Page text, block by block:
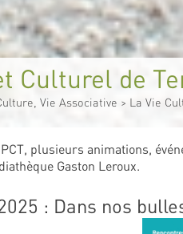
Culturel de
Vie Associative > La Vie
plusieurs animations,
Gaston Leroux.
: Dans nos